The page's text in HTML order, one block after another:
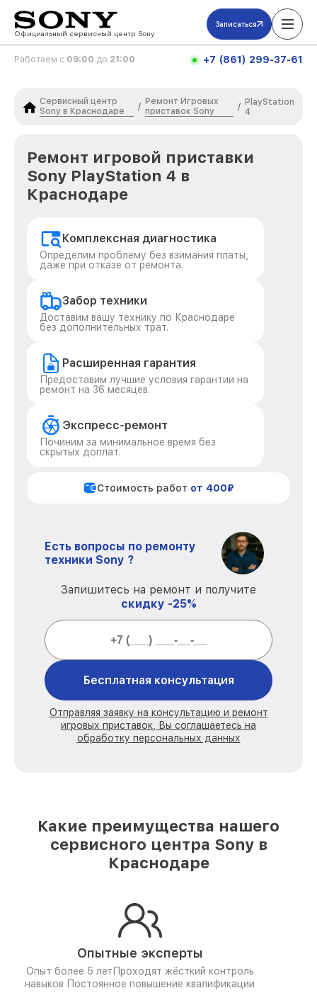
Официальный сервисный центр Sony
Записаться
Работаем с 09:00 до 21:00 +7 (861) 299-37-61
Сервисный центр
Sony в Краснодаре
/
Ремонт Игровых
приставок Sony
/ PlayStation
4
Ремонт игровой приставки
Sony PlayStation 4 в
Краснодаре
Комплексная диагностика
Определим проблему без взимания платы,
даже при отказе от ремонта.
Забор техники
Доставим вашу технику по Краснодаре
без дополнительных трат.
Расширенная гарантия
Предоставим лучшие условия гарантии на
ремонт на 36 месяцев.
Экспресс-ремонт
Починим за минимальное время без
скрытых доплат.
Стоимость работ от 400₽
Есть вопросы по ремонту
техники Sony ?
Запишитесь на ремонт и получите
скидку -25%
Бесплатная консультация
Отправляя заявку на консультацию и ремонт
игровых приставок, Вы соглашаетесь на
обработку персональных данных
Какие преимущества нашего
сервисного центра Sony в
Краснодаре
Опытные эксперты
Опыт более 5 лет Проходят жёсткий контроль
навыков Постоянное повышение квалификации